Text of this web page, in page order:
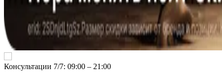
Консультации 7/7: 09:00 ‒ 21:00